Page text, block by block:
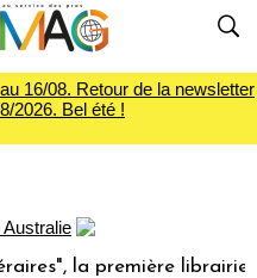
16/08. Retour de la newsletter
2026. Bel été !
première librairie du